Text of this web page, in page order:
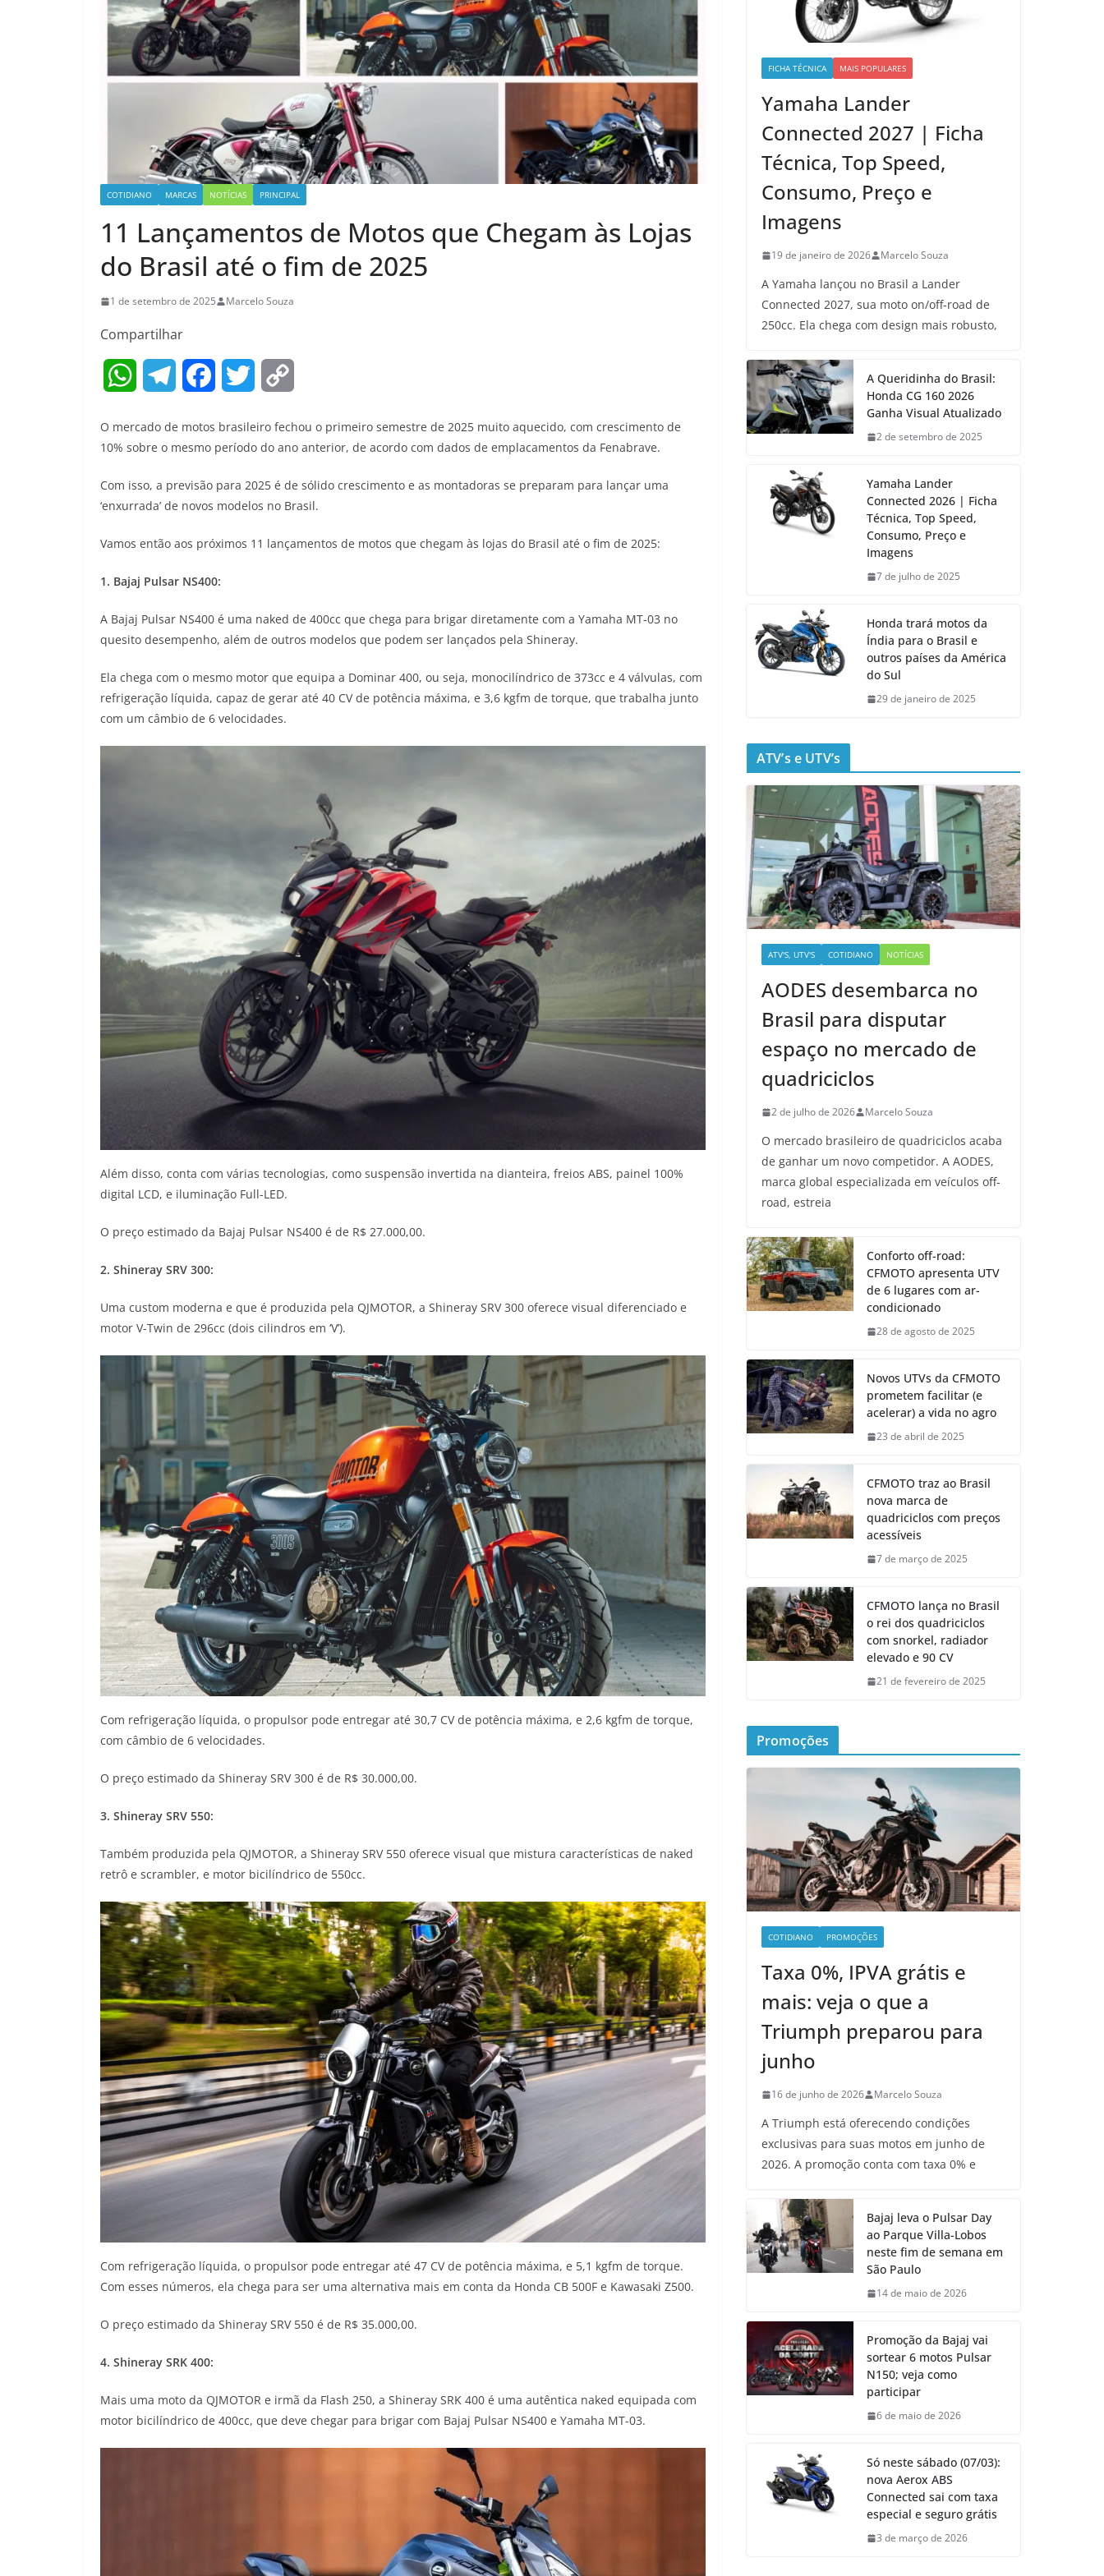
COTIDIANO MARCAS NOTÍCIAS PRINCIPAL
11 Lançamentos de Motos que Chegam às Lojas
do Brasil até o fim de 2025
1 de setembro de 2025 Marcelo Souza
Compartilhar
W
a
s
A
p
l
g
r
c
b
o
i
t
e
p
L
i
O mercado de motos brasileiro fechou o primeiro semestre de 2025 muito aquecido, com crescimento de
10% sobre o mesmo período do ano anterior, de acordo com dados de emplacamentos da Fenabrave.
Com isso, a previsão para 2025 é de sólido crescimento e as montadoras se preparam para lançar uma
‘enxurrada’ de novos modelos no Brasil.
Vamos então aos próximos 11 lançamentos de motos que chegam às lojas do Brasil até o fim de 2025:
1. Bajaj Pulsar NS400:
A Bajaj Pulsar NS400 é uma naked de 400cc que chega para brigar diretamente com a Yamaha MT-03 no
quesito desempenho, além de outros modelos que podem ser lançados pela Shineray.
Ela chega com o mesmo motor que equipa a Dominar 400, ou seja, monocilíndrico de 373cc e 4 válvulas, com
refrigeração líquida, capaz de gerar até 40 CV de potência máxima, e 3,6 kgfm de torque, que trabalha junto
com um câmbio de 6 velocidades.
Além disso, conta com várias tecnologias, como suspensão invertida na dianteira, freios ABS, painel 100%
digital LCD, e iluminação Full-LED.
O preço estimado da Bajaj Pulsar NS400 é de R$ 27.000,00.
2. Shineray SRV 300:
Uma custom moderna e que é produzida pela QJMOTOR, a Shineray SRV 300 oferece visual diferenciado e
motor V-Twin de 296cc (dois cilindros em ‘V’).
Com refrigeração líquida, o propulsor pode entregar até 30,7 CV de potência máxima, e 2,6 kgfm de torque,
com câmbio de 6 velocidades.
O preço estimado da Shineray SRV 300 é de R$ 30.000,00.
3. Shineray SRV 550:
Também produzida pela QJMOTOR, a Shineray SRV 550 oferece visual que mistura características de naked
retrô e scrambler, e motor bicilíndrico de 550cc.
Com refrigeração líquida, o propulsor pode entregar até 47 CV de potência máxima, e 5,1 kgfm de torque.
Com esses números, ela chega para ser uma alternativa mais em conta da Honda CB 500F e Kawasaki Z500.
O preço estimado da Shineray SRV 550 é de R$ 35.000,00.
4. Shineray SRK 400:
Mais uma moto da QJMOTOR e irmã da Flash 250, a Shineray SRK 400 é uma autêntica naked equipada com
motor bicilíndrico de 400cc, que deve chegar para brigar com Bajaj Pulsar NS400 e Yamaha MT-03.
FICHA TÉCNICA MAIS POPULARES
Yamaha Lander
Connected 2027 | Ficha
Técnica, Top Speed,
Consumo, Preço e
Imagens
19 de janeiro de 2026 Marcelo Souza
A Yamaha lançou no Brasil a Lander
Connected 2027, sua moto on/off-road de
250cc. Ela chega com design mais robusto,
A Queridinha do Brasil:
Honda CG 160 2026
Ganha Visual Atualizado
2 de setembro de 2025
Yamaha Lander
Connected 2026 | Ficha
Técnica, Top Speed,
Consumo, Preço e
Imagens
7 de julho de 2025
Honda trará motos da
Índia para o Brasil e
outros países da América
do Sul
29 de janeiro de 2025
ATV’s e UTV’s
ATV'S, UTV'S COTIDIANO NOTÍCIAS
AODES desembarca no
Brasil para disputar
espaço no mercado de
quadriciclos
2 de julho de 2026 Marcelo Souza
O mercado brasileiro de quadriciclos acaba
de ganhar um novo competidor. A AODES,
marca global especializada em veículos off-
road, estreia
Conforto off-road:
CFMOTO apresenta UTV
de 6 lugares com ar-
condicionado
28 de agosto de 2025
Novos UTVs da CFMOTO
prometem facilitar (e
acelerar) a vida no agro
23 de abril de 2025
CFMOTO traz ao Brasil
nova marca de
quadriciclos com preços
acessíveis
7 de março de 2025
CFMOTO lança no Brasil
o rei dos quadriciclos
com snorkel, radiador
elevado e 90 CV
21 de fevereiro de 2025
Promoções
COTIDIANO PROMOÇÕES
Taxa 0%, IPVA grátis e
mais: veja o que a
Triumph preparou para
junho
16 de junho de 2026 Marcelo Souza
A Triumph está oferecendo condições
exclusivas para suas motos em junho de
2026. A promoção conta com taxa 0% e
Bajaj leva o Pulsar Day
ao Parque Villa-Lobos
neste fim de semana em
São Paulo
14 de maio de 2026
Promoção da Bajaj vai
sortear 6 motos Pulsar
N150; veja como
participar
6 de maio de 2026
Só neste sábado (07/03):
nova Aerox ABS
Connected sai com taxa
especial e seguro grátis
3 de março de 2026